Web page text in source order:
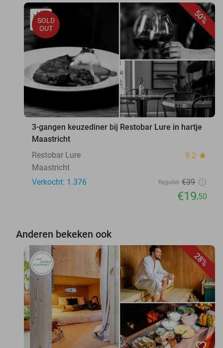
50%
SOLD
OUT
3-gangen keuzediner bij Restobar Lure in hartje
Maastricht
Restobar Lure
9.2 star
Maastricht
Verkocht: 1.376
Regulier €39
€19,50
Anderen bekeken ook
28%